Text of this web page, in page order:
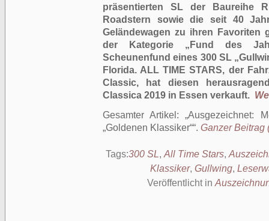
präsentierten SL der Baureihe
Roadstern sowie die seit 40
Geländewagen zu ihren Favoriten
der Kategorie „Fund des
Scheunenfund eines 300 SL
Florida. ALL TIME STARS, der
Classic, hat diesen
Classica 2019 in Essen verkauft.
Gesamter Artikel: Ausgezeichnet:
„Goldenen Klassiker“ . Ganzer Beitrag
Tags:300 SL, All Time Stars,
Klassiker, Gullwing,
Veröffentlicht in